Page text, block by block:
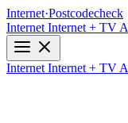
Internet·Postcodecheck
Internet Internet + TV
Internet Internet + TV